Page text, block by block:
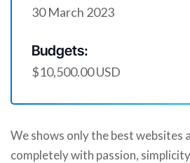
30 March 2023
Budgets:
$10,500.00 USD
We shows only the best websites
completely with passion,